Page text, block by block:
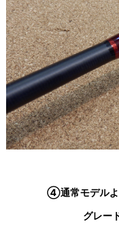
④通常モデルよ
グレー